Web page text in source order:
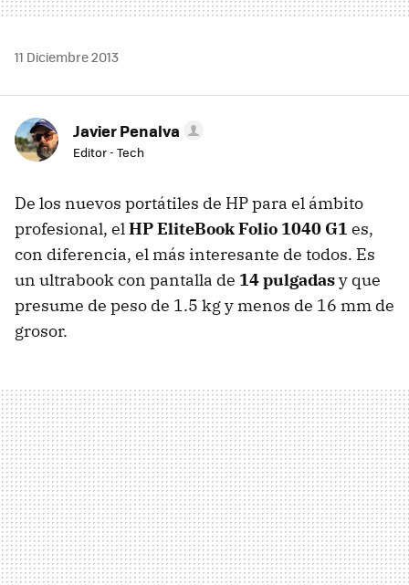
11 Diciembre 2013
Javier Penalva
Editor - Tech
De los nuevos portátiles de HP para el ámbito
profesional, elHP EliteBook Folio 1040 G1 es,
con diferencia, el más interesante de todos. Es
un ultrabook con pantalla de 14 pulgadasy que
presume de peso de 1.5 kg y menos de 16 mm de
grosor.